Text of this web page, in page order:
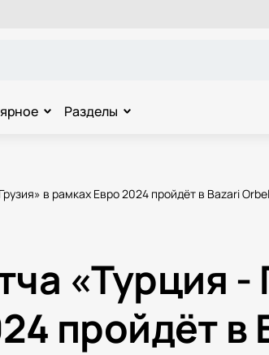
Разделы
в рамках Евро 2024 пройдёт в Bazari
«Турция -
пройдёт в